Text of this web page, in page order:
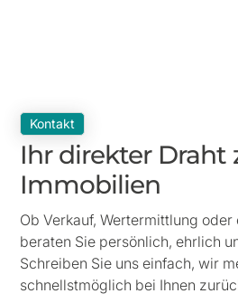
Kontakt
Ihr direkter Draht
Immobilien
Ob Verkauf, Wertermittlung oder
beraten Sie persönlich, ehrlich
Schreiben Sie uns einfach, wir
schnellstmöglich bei Ihnen